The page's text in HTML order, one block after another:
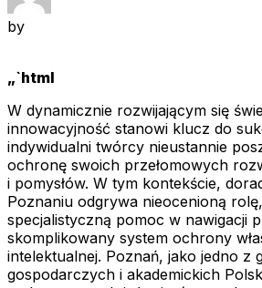
by
„`html
W dynamicznie rozwijającym się
innowacyjność stanowi klucz do
indywidualni twórcy nieustannie
ochronę swoich przełomowych
i pomysłów. W tym kontekście,
Poznaniu odgrywa nieocenioną
specjalistyczną pomoc w nawigacji
skomplikowany system ochrony
intelektualnej. Poznań, jako jedno z
gospodarczych i akademickich